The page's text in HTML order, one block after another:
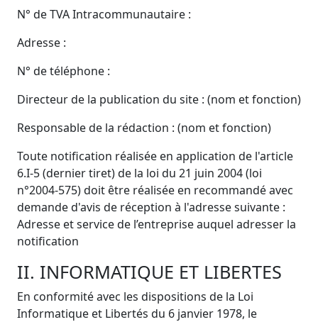
N° de TVA Intracommunautaire :
Adresse :
N° de téléphone :
Directeur de la publication du site : (nom et fonction)
Responsable de la rédaction : (nom et fonction)
Toute notification réalisée en application de l'article
6.I-5 (dernier tiret) de la loi du 21 juin 2004 (loi
n°2004-575) doit être réalisée en recommandé avec
demande d'avis de réception à l'adresse suivante :
Adresse et service de l’entreprise auquel adresser la
notification
II. INFORMATIQUE ET LIBERTES
En conformité avec les dispositions de la Loi
Informatique et Libertés du 6 janvier 1978, le